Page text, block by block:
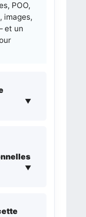
POO,
images,
et un